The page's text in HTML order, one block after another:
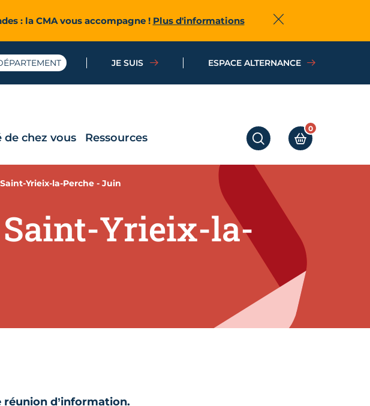
: la CMA vous accompagne ! Plus d'informations Fermer
JE SUIS ESPACE ALTERNANCE
RECHERCHERMON PANIER
0
de chez vous Ressources
Yrieix-la-Perche - Juin
Yrieix-la-
d’information.